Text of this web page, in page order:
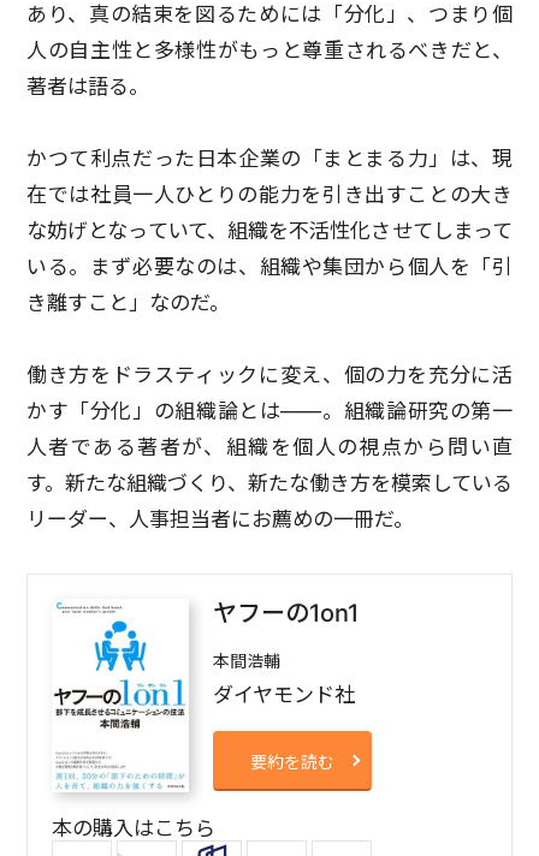
あり、真の結束を図るためには「分化」、つまり個
人の自主性と多様性がもっと尊重されるべきだと、
著者は語る。
かつて利点だった日本企業の「まとまる力」は、現
在では社員一人ひとりの能力を引き出すことの大き
な妨げとなっていて、組織を不活性化させてしまって
いる。まず必要なのは、組織や集団から個人を「引
き離すこと」なのだ。
働き方をドラスティックに変え、個の力を充分に活
かす「分化」の組織論とは――。組織論研究の第一
人者である著者が、組織を個人の視点から問い直
す。新たな組織づくり、新たな働き方を模索している
リーダー、人事担当者にお薦めの一冊だ。
ヤフーの1on1
本間浩輔
ダイヤモンド社
要約を読む
本の購入はこちら